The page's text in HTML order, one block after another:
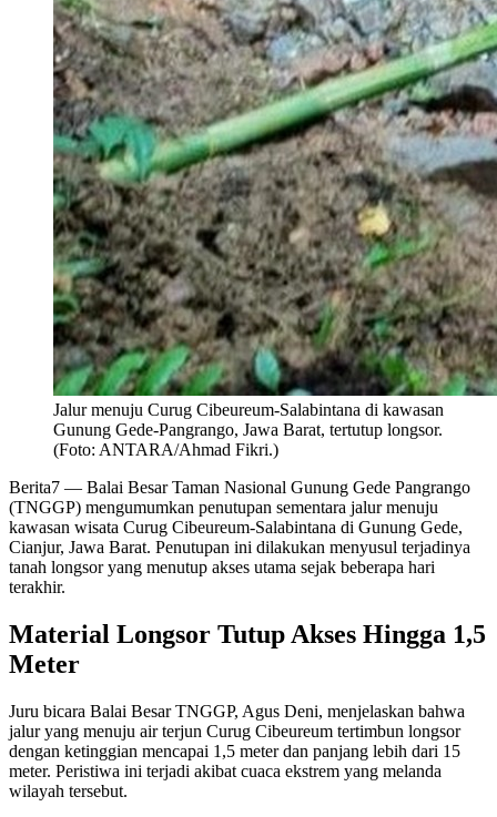
Jalur menuju Curug Cibeureum-Salabintana di kawasan
Gunung Gede-Pangrango, Jawa Barat, tertutup longsor.
(Foto: ANTARA/Ahmad Fikri.)
Berita7 — Balai Besar Taman Nasional Gunung Gede Pangrango
(TNGGP) mengumumkan penutupan sementara jalur menuju
kawasan wisata Curug Cibeureum-Salabintana di Gunung Gede,
Cianjur, Jawa Barat. Penutupan ini dilakukan menyusul terjadinya
tanah longsor yang menutup akses utama sejak beberapa hari
terakhir.
Material Longsor Tutup Akses Hingga 1,5
Meter
Juru bicara Balai Besar TNGGP, Agus Deni, menjelaskan bahwa
jalur yang menuju air terjun Curug Cibeureum tertimbun longsor
dengan ketinggian mencapai 1,5 meter dan panjang lebih dari 15
meter. Peristiwa ini terjadi akibat cuaca ekstrem yang melanda
wilayah tersebut.